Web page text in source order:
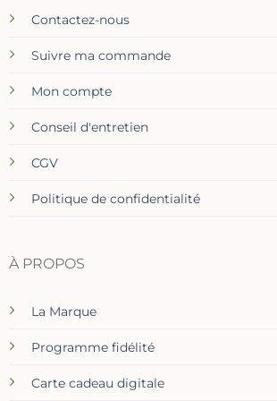
Contactez-nous
Suivre ma commande
Mon compte
Conseil d'entretien
CGV
Politique de confidentialité
À PROPOS
La Marque
Programme fidélité
Carte cadeau digitale